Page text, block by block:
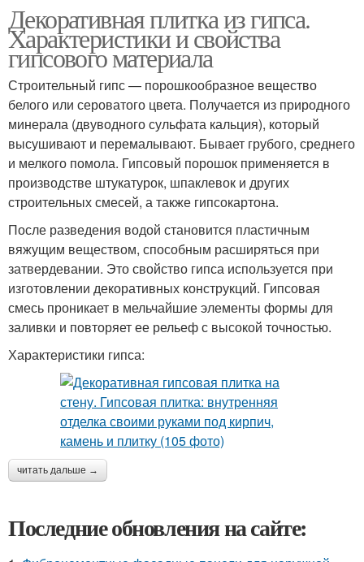
Декоративная плитка из гипса.
Характеристики и свойства
гипсового материала
Строительный гипс — порошкообразное вещество
белого или сероватого цвета. Получается из природного
минерала (двуводного сульфата кальция), который
высушивают и перемалывают. Бывает грубого, среднего
и мелкого помола. Гипсовый порошок применяется в
производстве штукатурок, шпаклевок и других
строительных смесей, а также гипсокартона.
После разведения водой становится пластичным
вяжущим веществом, способным расширяться при
затвердевании. Это свойство гипса используется при
изготовлении декоративных конструкций. Гипсовая
смесь проникает в мельчайшие элементы формы для
заливки и повторяет ее рельеф с высокой точностью.
Характеристики гипса:
читать дальше →
Последние обновления на сайте: